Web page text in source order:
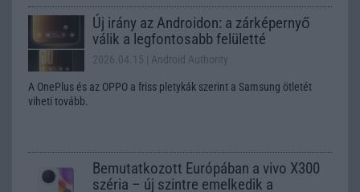
Új irány az Androidon: a zárképernyő
válik a legfontosabb felületté
2026.04.15 | Android Authority
A OnePlus és az OPPO a friss pletykák szerint a Samsung ötletét
viheti tovább.
Bemutatkozott Európában a vivo X300
széria – új szintre emelkedik a